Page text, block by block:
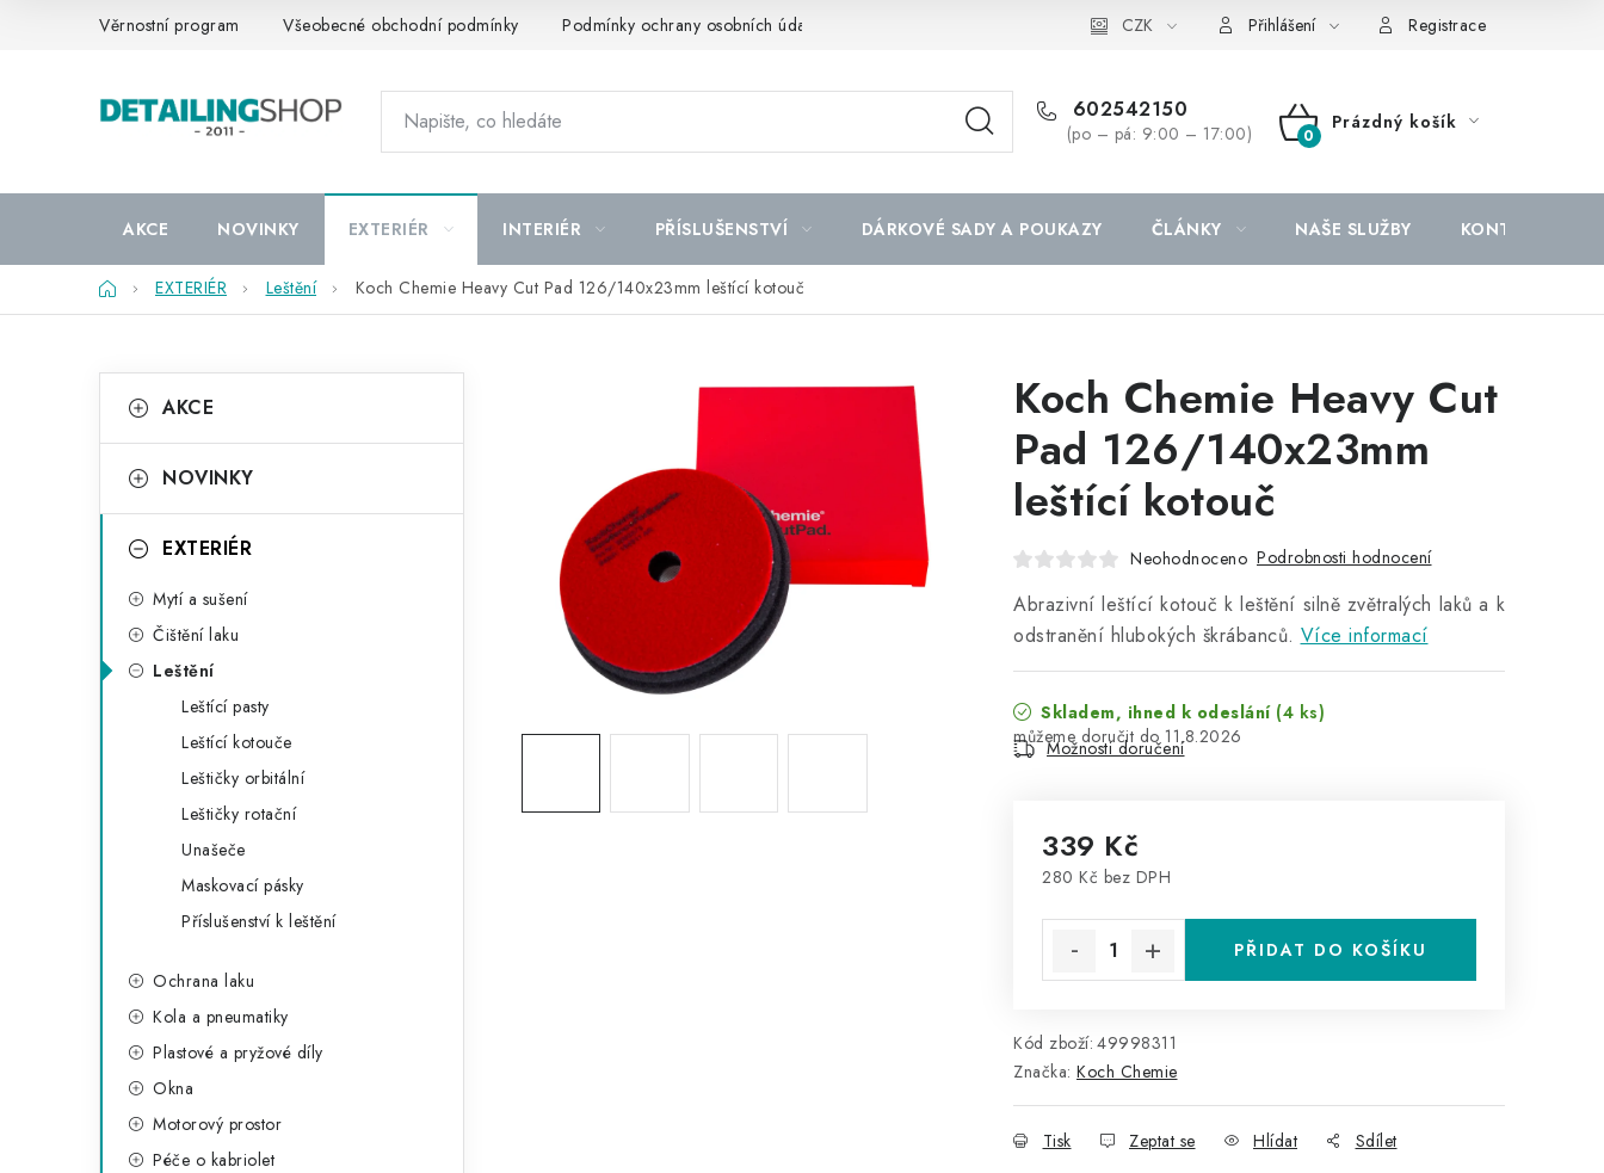
Věrnostní program Všeobecné obchodní podmínky Podmínky ochrany osobních údajů CZK Přihlášení Registrace
602542150
(po – pá: 9:00 – 17:00)
NÁKUPNÍ
Prázdný košík
AKCE NOVINKY EXTERIÉR INTERIÉR PŘÍSLUŠENSTVÍ DÁRKOVÉ SADY A POUKAZY ČLÁNKY NAŠE SLUŽBY KONTAKTY
DomůEXTERIÉR Leštění Koch Chemie Heavy Cut Pad 126/140x23mm leštící kotouč
o
t
n
kategorie
a
e
i
AKCE
NOVINKY
EXTERIÉR
Mytí a sušení
Čištění laku
Leštění
Leštící pasty
Leštící kotouče
Leštičky orbitální
Leštičky rotační
Unašeče
Maskovací pásky
Příslušenství k leštění
Ochrana laku
Kola a pneumatiky
Plastové a pryžové díly
Okna
Motorový prostor
Péče o kabriolet
Koch Chemie Heavy Cut
Pad 126/140x23mm
leštící kotouč
Neohodnoceno Podrobnosti hodnocení
Abrazivní leštící kotouč k leštění silně zvětralých laků a k
odstranění hlubokých škrábanců. Více informací
Skladem, ihned k odeslání (4 ks)
11.8.2026
Možnosti doručení
339 Kč
280 Kč bez DPH
PŘIDAT DO KOŠÍKU
Kód zboží: 49998311
Značka: Koch Chemie
Tisk Zeptat se Hlídat Sdílet